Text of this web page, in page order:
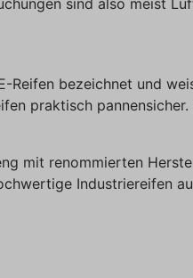
sind also meist
Reifen bezeichnet und
praktisch
mit renommierten
Industriereifen